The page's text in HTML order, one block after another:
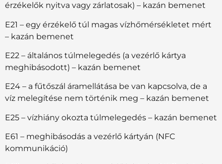
érzékelők nyitva vagy zárlatosak) – kazán bemenet
E21 – egy érzékelő túl magas vízhőmérsékletet mért
– kazán bemenet
E22 – általános túlmelegedés (a vezérlő kártya
meghibásodott) – kazán bemenet
E24 – a fűtőszál áramellátása be van kapcsolva, de a
víz melegítése nem történik meg – kazán bemenet
E25 – vízhiány okozta túlmelegedés – kazán bemenet
E61 – meghibásodás a vezérlő kártyán (NFC
kommunikáció)